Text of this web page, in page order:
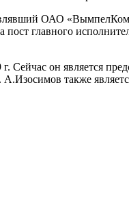
ОАО
главного
он является
также